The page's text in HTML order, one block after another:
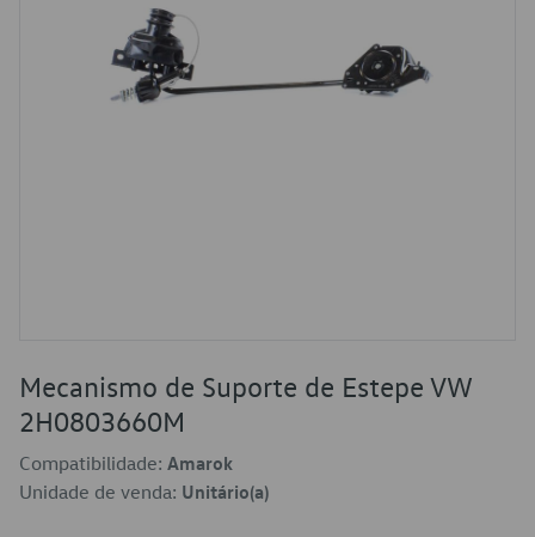
Mecanismo de Suporte de Estepe VW
2H0803660M
Compatibilidade: Amarok
Unidade de venda: Unitário(a)